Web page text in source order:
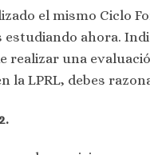
el mismo Ciclo
estudiando ahora.
realizar una
la LPRL, debes